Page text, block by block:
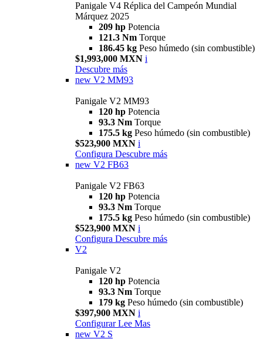
Panigale V4 Réplica del Campeón Mundial
Márquez 2025
209 hp Potencia
121.3 Nm Torque
186.45 kg Peso húmedo (sin combustible)
$1,993,000 MXN i
Descubre más
new V2 MM93
Panigale V2 MM93
120 hp Potencia
93.3 Nm Torque
175.5 kg Peso húmedo (sin combustible)
$523,900 MXN i
Configura Descubre más
new V2 FB63
Panigale V2 FB63
120 hp Potencia
93.3 Nm Torque
175.5 kg Peso húmedo (sin combustible)
$523,900 MXN i
Configura Descubre más
V2
Panigale V2
120 hp Potencia
93.3 Nm Torque
179 kg Peso húmedo (sin combustible)
$397,900 MXN i
Configurar Lee Mas
new V2 S